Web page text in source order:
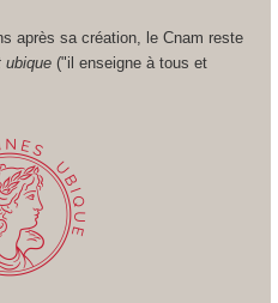
après sa création, le Cnam reste
ubique("il enseigne à tous et